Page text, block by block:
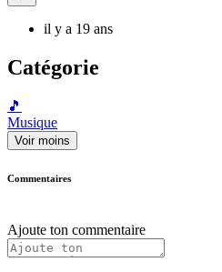
il y a 19 ans
Catégorie
🎵
Musique
Voir moins
Commentaires
Ajoute ton commentaire